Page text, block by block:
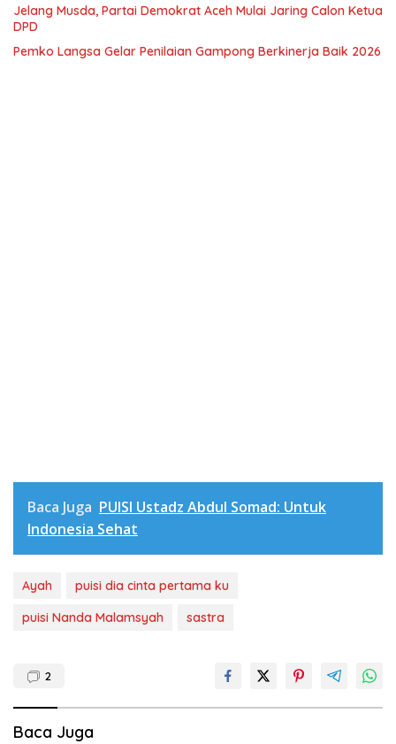
Jelang Musda, Partai Demokrat Aceh Mulai Jaring Calon Ketua
DPD
Pemko Langsa Gelar Penilaian Gampong Berkinerja Baik 2026
Baca Juga PUISI Ustadz Abdul Somad: Untuk
Indonesia Sehat
Ayah
puisi dia cinta pertama ku
puisi Nanda Malamsyah
sastra
2
Baca Juga